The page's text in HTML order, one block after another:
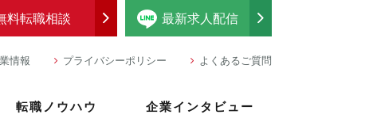
最新求人配信
料転職相談
情報 プライバシーポリシー よくあるご質問
転職ノウハウ 企業インタビュー